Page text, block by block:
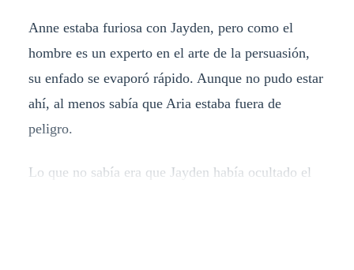
Anne estaba furiosa con Jayden, pero como el
hombre es un experto en el arte de la persuasión,
su enfado se evaporó rápido. Aunque no pudo estar
ahí, al menos sabía que Aria estaba fuera de
peligro.
Lo que no sabía era que Jayden había ocultado el